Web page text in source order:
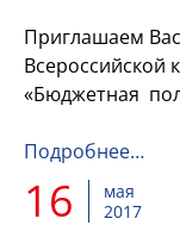
Приглашаем
Всероссийской
«Бюджетная
Подробнее…
16
мая
2017